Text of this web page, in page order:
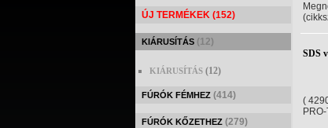
ÚJ TERMÉKEK (152)
KIÁRUSÍTÁS (12)
KIÁRUSÍTÁS (12)
FÚRÓK FÉMHEZ (414)
FÚRÓK KŐZETHEZ (279)
SDS
(